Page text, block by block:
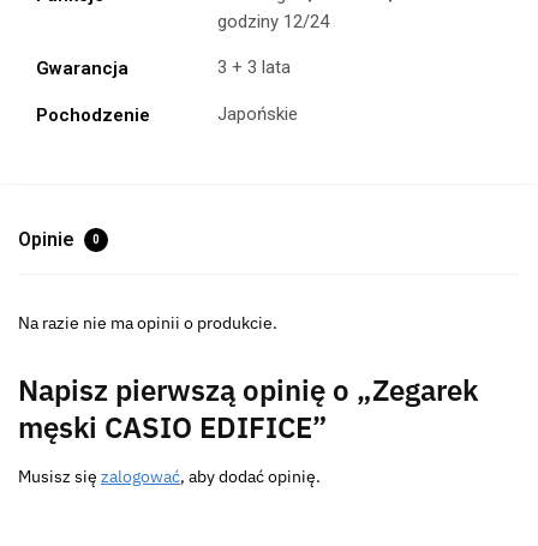
godziny 12/24
Gwarancja 3 + 3 lata
Pochodzenie Japońskie
Opinie 0
Na razie nie ma opinii o produkcie.
Napisz pierwszą opinię o „Zegarek
męski CASIO EDIFICE”
Musisz się zalogować, aby dodać opinię.